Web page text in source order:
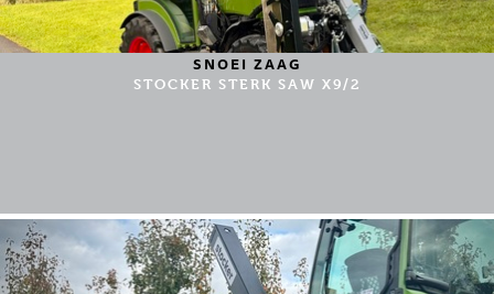
SNOEI ZAAG
STOCKER STERK SAW X9/2